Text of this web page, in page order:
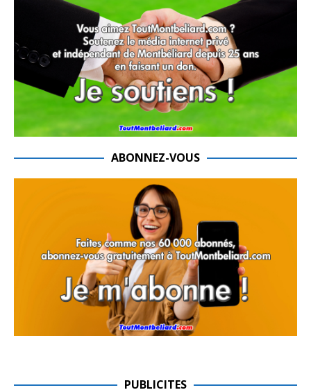
ABONNEZ-VOUS
PUBLICITES